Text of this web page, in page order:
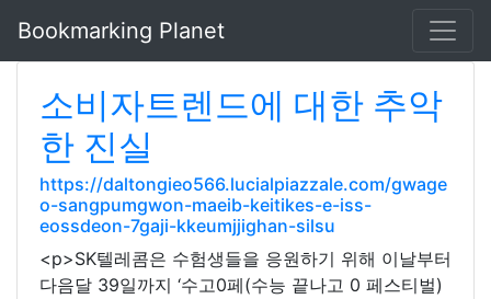
Bookmarking Planet
소비자트렌드에 대한 추악
한 진실
https://daltongieo566.lucialpiazzale.com/gwage
o-sangpumgwon-maeib-keitikes-e-iss-
eossdeon-7gaji-kkeumjjighan-silsu
<p>SK텔레콤은 수험생들을 응원하기 위해 이날부터
다음달 39일까지 ‘수고0페(수능 끝나고 0 페스티벌)